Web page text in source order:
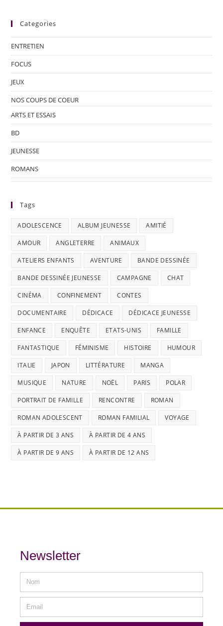
Categories
ENTRETIEN
FOCUS
JEUX
NOS COUPS DE COEUR
ARTS ET ESSAIS
BD
JEUNESSE
ROMANS
Tags
ADOLESCENCE ALBUM JEUNESSE AMITIÉ
AMOUR ANGLETERRE ANIMAUX
ATELIERS ENFANTS AVENTURE BANDE DESSINÉE
BANDE DESSINÉE JEUNESSE CAMPAGNE CHAT
CINÉMA CONFINEMENT CONTES
DOCUMENTAIRE DÉDICACE DÉDICACE JEUNESSE
ENFANCE ENQUÊTE ETATS-UNIS FAMILLE
FANTASTIQUE FÉMINISME HISTOIRE HUMOUR
ITALIE JAPON LITTÉRATURE MANGA
MUSIQUE NATURE NOËL PARIS POLAR
PORTRAIT DE FAMILLE RENCONTRE ROMAN
ROMAN ADOLESCENT ROMAN FAMILIAL VOYAGE
À PARTIR DE 3 ANS À PARTIR DE 4 ANS
À PARTIR DE 9 ANS À PARTIR DE 12 ANS
Newsletter